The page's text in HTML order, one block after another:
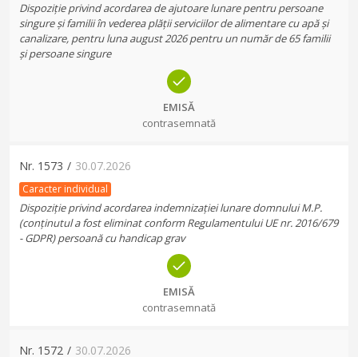
Dispoziție privind acordarea de ajutoare lunare pentru persoane
singure și familii în vederea plății serviciilor de alimentare cu apă și
canalizare, pentru luna august 2026 pentru un număr de 65 familii
și persoane singure
EMISĂ
contrasemnată
Nr. 1573 / 30.07.2026
Caracter individual
Dispoziție privind acordarea indemnizației lunare domnului M.P.
(conținutul a fost eliminat conform Regulamentului UE nr. 2016/679
- GDPR) persoană cu handicap grav
EMISĂ
contrasemnată
Nr. 1572 / 30.07.2026